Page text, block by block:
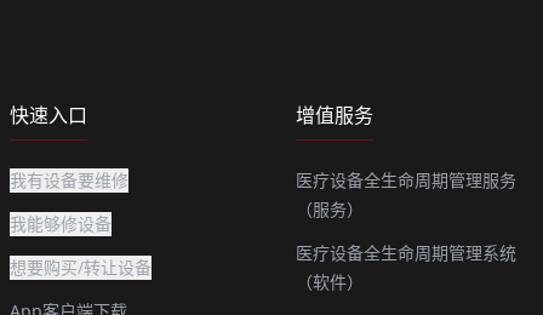
快速入口
我有设备要维修
我能够修设备
想要购买/转让设备
增值服务
医疗设备全生命周期管理服务
（服务）
医疗设备全生命周期管理系统
（软件）